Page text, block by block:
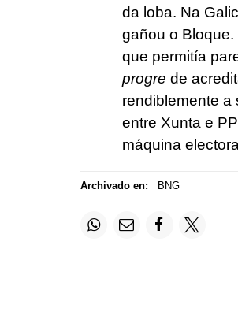
da loba. Na
gañou o
que permitía
progre de
rendiblemente a
entre Xunta e
máquina
Archivado en: BNG